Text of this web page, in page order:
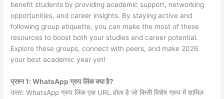
benefit students by providing academic support, networking
opportunities, and career insights. By staying active and
following group etiquette, you can make the most of these
resources to boost both your studies and career potential.
Explore these groups, connect with peers, and make 2026
your best academic year yet!
प्रश्न 1: WhatsApp ग्रुप लिंक क्या है?
उत्तर: WhatsApp ग्रुप लिंक एक URL होता है जो किसी विशेष ग्रुप में शामिल